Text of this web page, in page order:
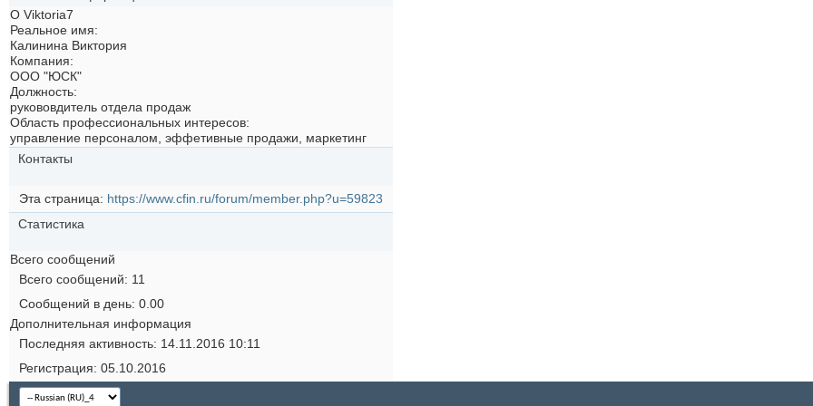
О Viktoria7
Реальное имя:
Калинина Виктория
Компания:
ООО "ЮСК"
Должность:
рукововдитель отдела продаж
Область профессиональных интересов:
управление персоналом, эффетивные продажи, маркетинг
Контакты
Эта страница
https://www.cfin.ru/forum/member.php?u=59823
Статистика
Всего сообщений
Всего сообщений
11
Сообщений в день 0.00
Дополнительная информация
Последняя активность 14.11.2016 10:11
Регистрация 05.10.2016